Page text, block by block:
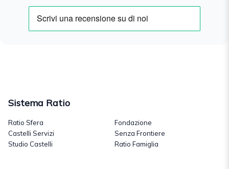
Sistema Ratio
Ratio Sfera
Castelli Servizi
Studio Castelli
Fondazione
Senza Frontiere
Ratio Famiglia